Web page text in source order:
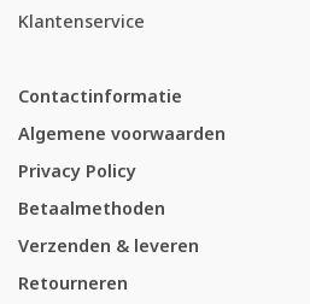
Klantenservice
Contactinformatie
Algemene voorwaarden
Privacy Policy
Betaalmethoden
Verzenden & leveren
Retourneren